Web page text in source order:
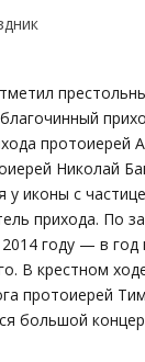
протоиерей
Николай
иконы с
прихода. По
году — в
В крестном
протоиерей
большой